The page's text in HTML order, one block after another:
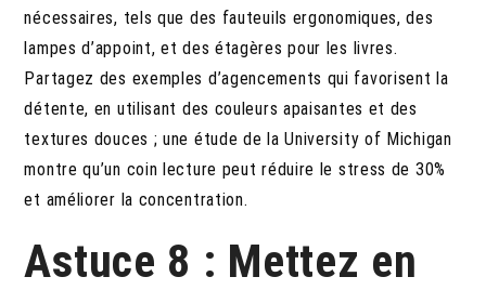
nécessaires, tels que des fauteuils ergonomiques, des
lampes d’appoint, et des étagères pour les livres.
Partagez des exemples d’agencements qui favorisent la
détente, en utilisant des couleurs apaisantes et des
textures douces ; une étude de la University of Michigan
montre qu’un coin lecture peut réduire le stress de 30%
et améliorer la concentration.
Astuce 8 : Mettez en